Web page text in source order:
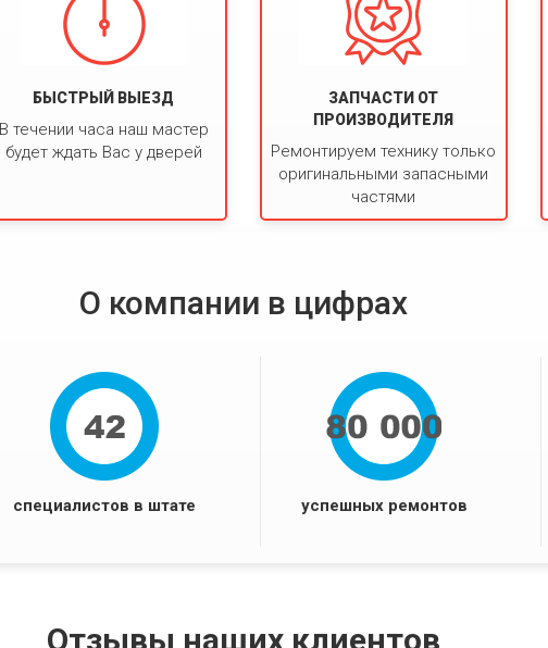
БЫСТРЫЙ ВЫЕЗД
течении часа наш мастер
будет ждать Вас у дверей
ЗАПЧАСТИ ОТ
ПРОИЗВОДИТЕЛЯ
Ремонтируем технику только
оригинальными запасными
частями
О компании в цифрах
специалистов в штате успешных ремонтов
Отзывы наших клиентов